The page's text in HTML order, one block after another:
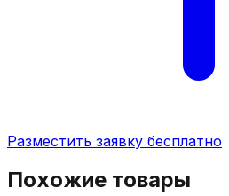
Разместить заявку бесплатно
Похожие товары